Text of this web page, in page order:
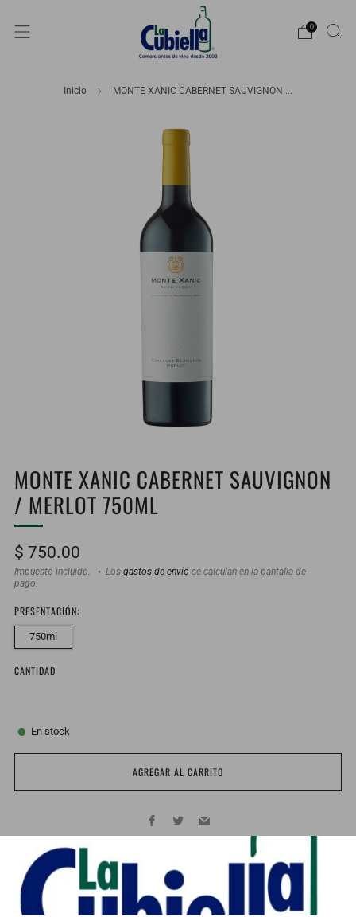
0
Inicio MONTE XANIC CABERNET SAUVIGNON ...
MONTE XANIC CABERNET SAUVIGNON
/ MERLOT 750ML
Precio
habitual
$ 750.00
Impuesto incluido. Los gastos de envío se calculan en la pantalla de
pago.
PRESENTACIÓN:
750ml
CANTIDAD
En stock
AGREGAR AL CARRITO
Facebook
Twitter
Notas de Cata: Vista: Capa cubierta, con tonalidad purpura y un
color cerezo intenso, vino limpio y brillante. Nariz: Franco de
intensidad aromatica alta. Destacan unos aromas primarios muy